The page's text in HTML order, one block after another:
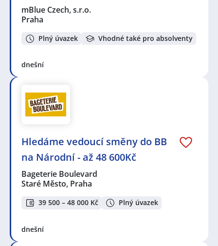
mBlue Czech, s.r.o.
Praha
Plný úvazek Vhodné také pro absolventy
dnešní
Hledáme vedoucí směny do BB
na Národní - až 48 600Kč
Bageterie Boulevard
Staré Město, Praha
39 500 – 48 000 Kč Plný úvazek
dnešní